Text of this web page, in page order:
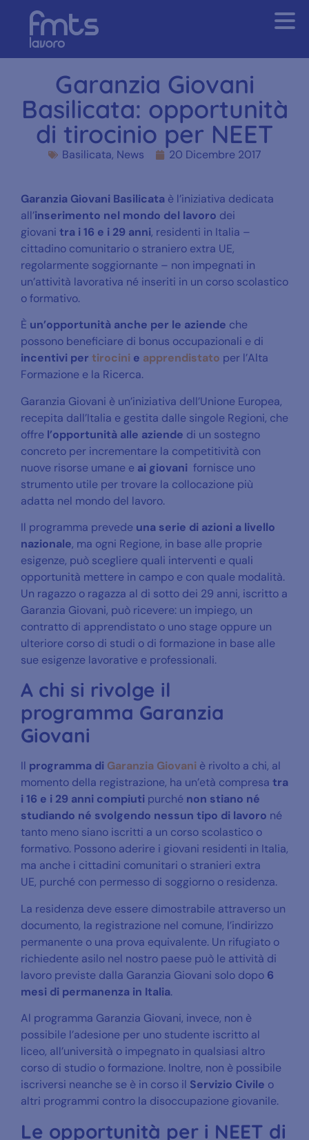
Garanzia Giovani
Basilicata: opportunità
di tirocinio per NEET
Basilicata, News 20 Dicembre 2017
Garanzia Giovani Basilicata è l’iniziativa dedicata
all’inserimento nel mondo del lavoro dei
giovani tra i 16 e i 29 anni, residenti in Italia –
cittadino comunitario o straniero extra UE,
regolarmente soggiornante – non impegnati in
un’attività lavorativa né inseriti in un corso scolastico
o formativo.
È un’opportunità anche per le aziende che
possono beneficiare di bonus occupazionali e di
incentivi per tirocini e apprendistato per l’Alta
Formazione e la Ricerca.
Garanzia Giovani è un’iniziativa dell’Unione Europea,
recepita dall’Italia e gestita dalle singole Regioni, che
offre l’opportunità alle aziende di un sostegno
concreto per incrementare la competitività con
nuove risorse umane e ai giovani fornisce uno
strumento utile per trovare la collocazione più
adatta nel mondo del lavoro.
Il programma prevede una serie di azioni a livello
nazionale, ma ogni Regione, in base alle proprie
esigenze, può scegliere quali interventi e quali
opportunità mettere in campo e con quale modalità.
Un ragazzo o ragazza al di sotto dei 29 anni, iscritto a
Garanzia Giovani, può ricevere: un impiego, un
contratto di apprendistato o uno stage oppure un
ulteriore corso di studi o di formazione in base alle
sue esigenze lavorative e professionali.
A chi si rivolge il
programma Garanzia
Giovani
Il programma di Garanzia Giovani è rivolto a chi, al
momento della registrazione, ha un’età compresa tra
i 16 e i 29 anni compiuti purché non stiano né
studiando né svolgendo nessun tipo di lavoro né
tanto meno siano iscritti a un corso scolastico o
formativo. Possono aderire i giovani residenti in Italia,
ma anche i cittadini comunitari o stranieri extra
UE, purché con permesso di soggiorno o residenza.
La residenza deve essere dimostrabile attraverso un
documento, la registrazione nel comune, l’indirizzo
permanente o una prova equivalente. Un rifugiato o
richiedente asilo nel nostro paese può le attività di
lavoro previste dalla Garanzia Giovani solo dopo 6
mesi di permanenza in Italia.
Al programma Garanzia Giovani, invece, non è
possibile l’adesione per uno studente iscritto al
liceo, all’università o impegnato in qualsiasi altro
corso di studio o formazione. Inoltre, non è possibile
iscriversi neanche se è in corso il Servizio Civile o
altri programmi contro la disoccupazione giovanile.
Le opportunità per i NEET di